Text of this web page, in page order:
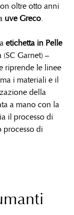
oltre otto anni
uve Greco.
etichetta in Pelle
Garnet) –
riprende le linee
i materiali e il
della
a mano con la
il processo di
processo di